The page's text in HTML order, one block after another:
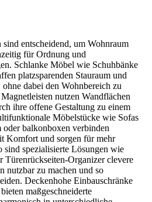
entscheidend, um Wohnraum
für Ordnung und
Schlanke Möbel wie Schuhbänke
platzsparenden Stauraum und
dabei den Wohnbereich zu
nutzen Wandflächen
ihre offene Gestaltung zu einem
Möbelstücke wie Sofas
oder balkonboxen verbinden
Komfort und sorgen für mehr
spezialisierte Lösungen wie
Türenrückseiten-Organizer clevere
nutzbar zu machen und so
Deckenhohe Einbauschränke
maßgeschneiderte